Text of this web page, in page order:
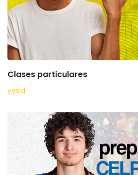
Clases particulares
yesid